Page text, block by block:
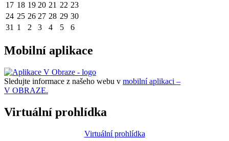
17 18 19 20 21 22 23
24 25 26 27 28 29 30
31 1 2 3 4 5 6
Mobilní aplikace
Sledujte informace z našeho webu v mobilní aplikaci –
V OBRAZE.
Virtuální prohlídka
Virtuální prohlídka